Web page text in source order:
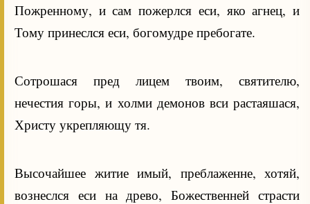
Пожренному, и сам пожерлся еси, яко агнец, и
Тому принеслся еси, богомудре пребогате.
Сотрошася пред лицем твоим, святителю,
нечестия горы, и холми демонов вси растаяшася,
Христу укрепляющу тя.
Высочайшее житие имый, преблаженне, хотяй,
вознеслся еси на древо, Божественней страсти